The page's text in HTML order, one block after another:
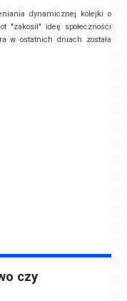
dynamicznej kolejki o
"zakosił" ideę społeczności
w ostatnich dniach została
czy